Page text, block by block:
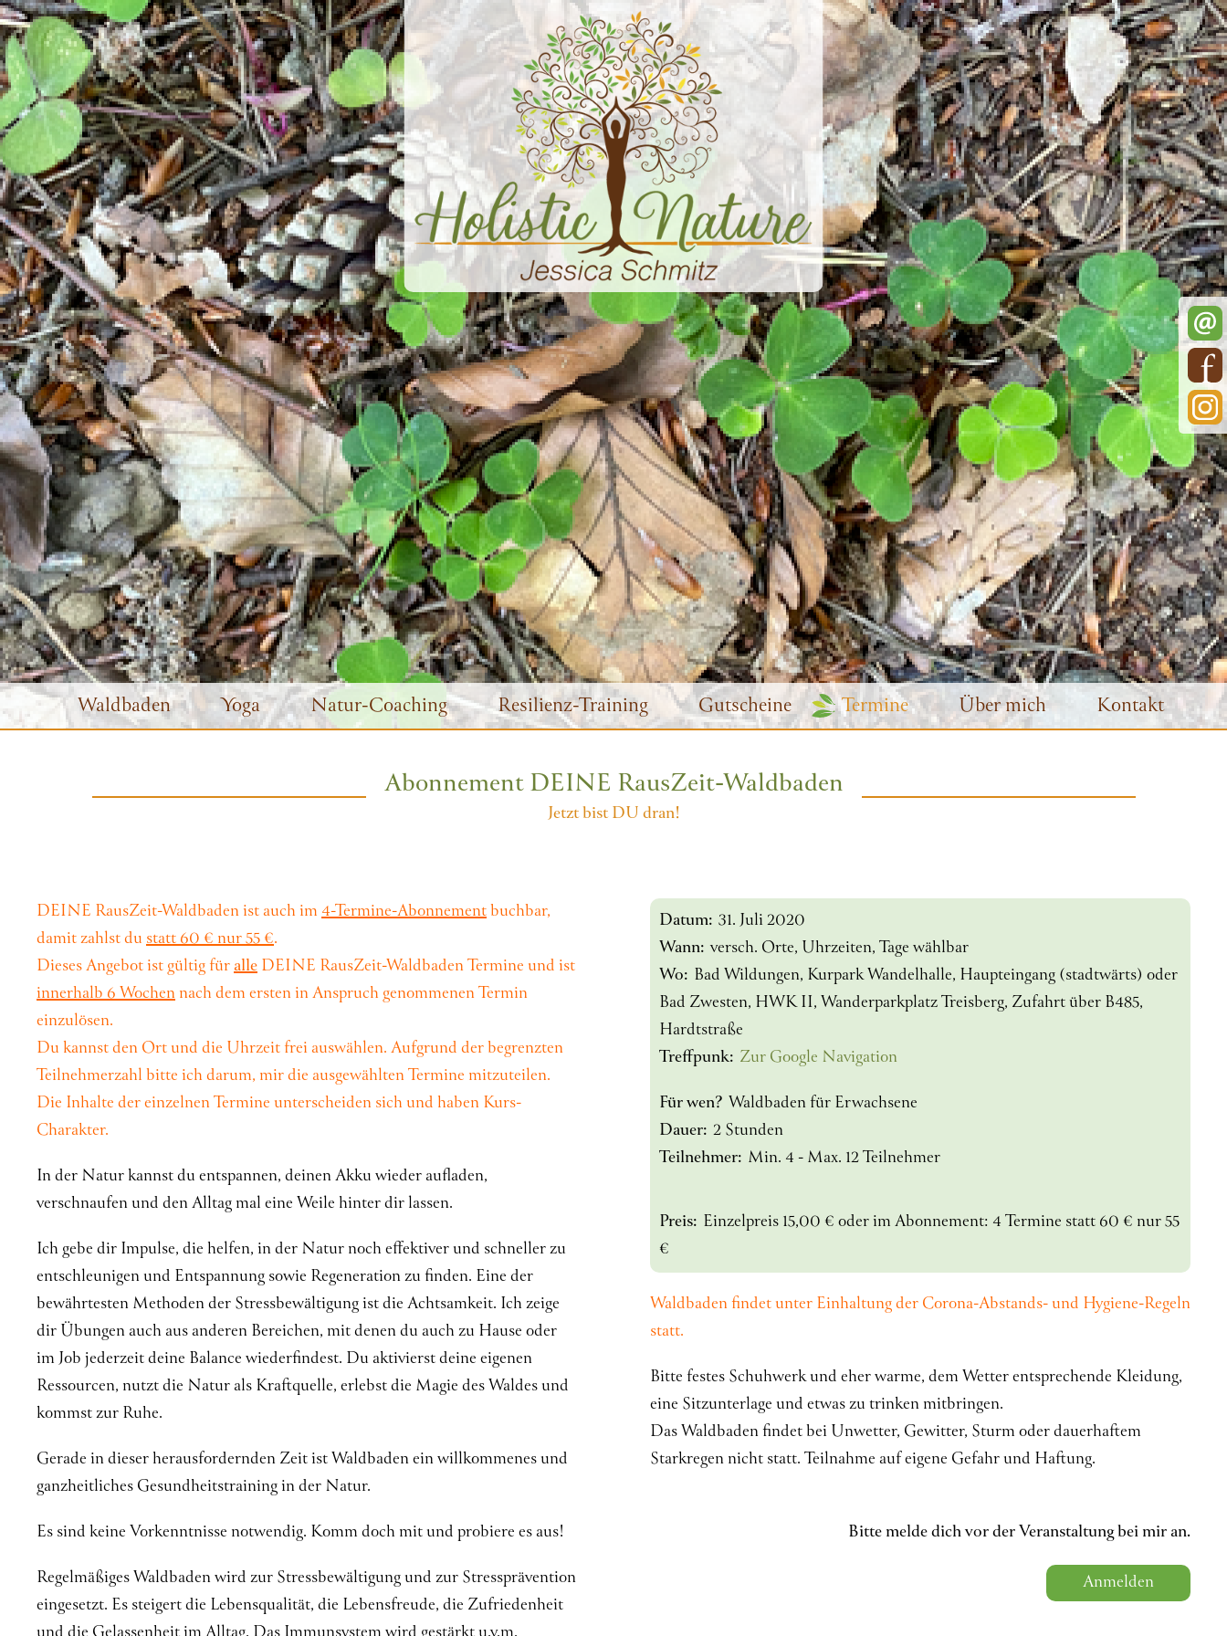
Waldbaden Yoga Natur-Coaching Resilienz-Training Gutscheine Termine Über mich Kontakt
Abonnement DEINE RausZeit-Waldbaden
Jetzt bist DU dran!
DEINE RausZeit-Waldbaden ist auch im4-Termine-Abonnementbuchbar,
damit zahlst dustatt 60 € nur 55 €.
Dieses Angebot ist gültig füralleDEINE RausZeit-Waldbaden Termine und ist
innerhalb 6 Wochennach dem ersten in Anspruch genommenen Termin
einzulösen.
Du kannst den Ort und die Uhrzeit frei auswählen. Aufgrund der begrenzten
Teilnehmerzahl bitte ich darum, mir die ausgewählten Termine mitzuteilen.
Die Inhalte der einzelnen Termine unterscheiden sich und haben Kurs-
Charakter.
In der Natur kannst du entspannen, deinen Akku wieder aufladen,
verschnaufen und den Alltag mal eine Weile hinter dir lassen.
Ich gebe dir Impulse, die helfen, in der Natur noch effektiver und schneller zu
entschleunigen und Entspannung sowie Regeneration zu finden. Eine der
bewährtesten Methoden der Stressbewältigung ist die Achtsamkeit. Ich zeige
dir Übungen auch aus anderen Bereichen, mit denen du auch zu Hause oder
im Job jederzeit deine Balance wiederfindest. Du aktivierst deine eigenen
Ressourcen, nutzt die Natur als Kraftquelle, erlebst die Magie des Waldes und
kommst zur Ruhe.
Gerade in dieser herausfordernden Zeit ist Waldbaden ein willkommenes und
ganzheitliches Gesundheitstraining in der Natur.
Es sind keine Vorkenntnisse notwendig. Komm doch mit und probiere es aus!
Regelmäßiges Waldbaden wird zur Stressbewältigung und zur Stressprävention
eingesetzt. Es steigert die Lebensqualität, die Lebensfreude, die Zufriedenheit
Datum: 31. Juli 2020
Wann: versch. Orte, Uhrzeiten, Tage wählbar
Wo: Bad Wildungen, Kurpark Wandelhalle, Haupteingang (stadtwärts) oder
Bad Zwesten, HWK II, Wanderparkplatz Treisberg, Zufahrt über B485,
Hardtstraße
Treffpunk: Zur Google Navigation
Für wen? Waldbaden für Erwachsene
Dauer: 2 Stunden
Teilnehmer: Min. 4 - Max. 12 Teilnehmer
Preis: Einzelpreis 15,00 € oder im Abonnement: 4 Termine statt 60 € nur 55
€
Waldbaden findet unter Einhaltung der Corona-Abstands- und Hygiene-Regeln
statt.
Bitte festes Schuhwerk und eher warme, dem Wetter entsprechende Kleidung,
eine Sitzunterlage und etwas zu trinken mitbringen.
Das Waldbaden findet bei Unwetter, Gewitter, Sturm oder dauerhaftem
Starkregen nicht statt. Teilnahme auf eigene Gefahr und Haftung.
Bitte melde dich vor der Veranstaltung bei mir an.
Anmelden